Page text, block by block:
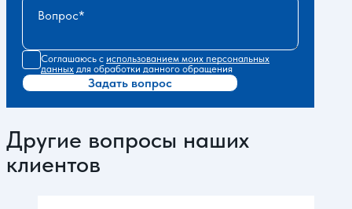
Вопрос
Соглашаюсь с использованием моих персональных
данных для обработки данного обращения
Задать вопрос
Другие вопросы наших
клиентов